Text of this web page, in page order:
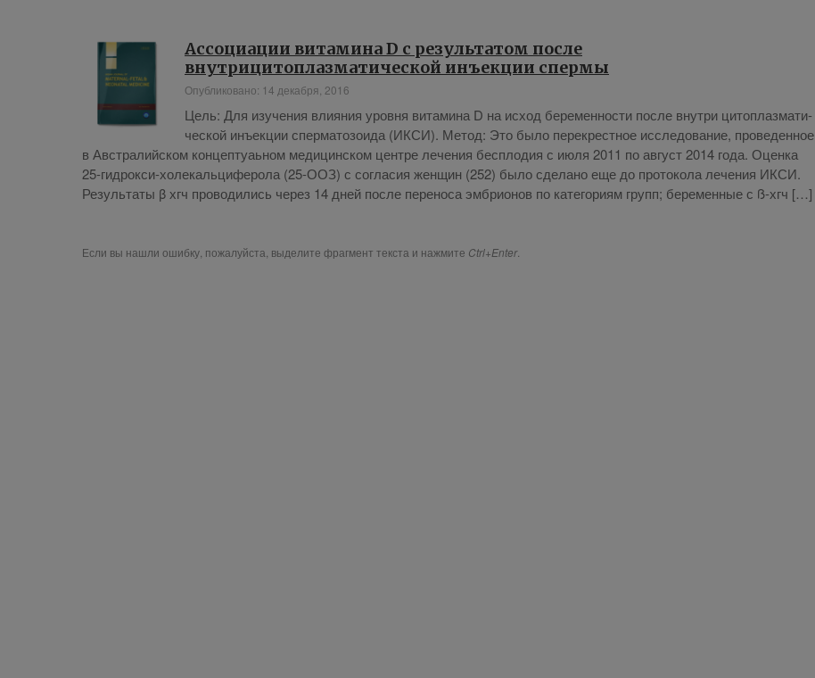
Ассоциации витамина D с результатом после
внутрицитоплазматической инъекции спермы
Опубликовано: 14 декабря, 2016
Цель: Для изу­че­ния вли­я­ния уров­ня ви­та­ми­на D на ис­ход бе­ре­мен­но­сти по­сле внут­ри ци­то­плаз­ма­ти­
че­ской инъ­ек­ции спер­ма­то­зо­и­да (ИКСИ). Ме­тод: Это бы­ло пе­ре­крест­ное ис­сле­до­ва­ние, про­ве­ден­ное
в Ав­стра­лий­ском кон­цеп­ту­аь­ном ме­ди­цин­ском цен­тре ле­че­ния бес­пло­дия с июля 2011 по ав­густ 2014 го­да. Оцен­ка
25-гид­рок­си-хо­ле­каль­ци­фе­ро­ла (25-ООЗ) с со­гла­сия жен­щин (252) бы­ло сде­ла­но еще до про­то­ко­ла ле­че­ния ИКСИ.
Ре­зуль­та­ты β хгч про­во­ди­лись через 14 дней по­сле пе­ре­но­са эм­бри­о­нов по ка­те­го­ри­ям групп; бе­ре­мен­ные с ß-хгч […]
Если вы нашли ошибку, пожалуйста, выделите фрагмент текста и нажмите Ctrl+Enter.